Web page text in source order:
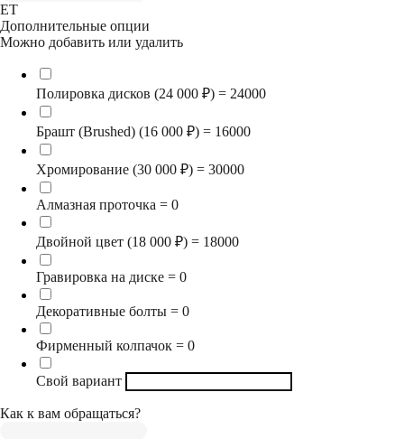
ET
Дополнительные опции
Можно добавить или удалить
Полировка дисков (24 000 ₽) = 24000
Брашт (Brushed) (16 000 ₽) = 16000
Хромирование (30 000 ₽) = 30000
Алмазная проточка = 0
Двойной цвет (18 000 ₽) = 18000
Гравировка на диске = 0
Декоративные болты = 0
Фирменный колпачок = 0
Свой вариант
Как к вам обращаться?